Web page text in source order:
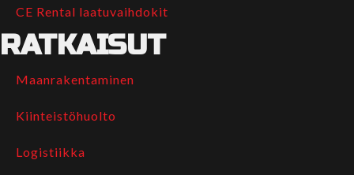
CE Rental laatuvaihdokit
RATKAISUT
Maanrakentaminen
Kiinteistöhuolto
Logistiikka